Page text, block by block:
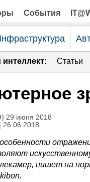
События
Статьи
29 июня 2018
| 26.06.2018
пишет на
.